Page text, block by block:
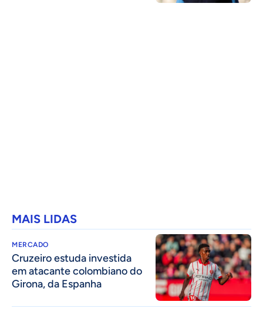
MAIS LIDAS
MERCADO
Cruzeiro estuda investida
em atacante colombiano do
Girona, da Espanha